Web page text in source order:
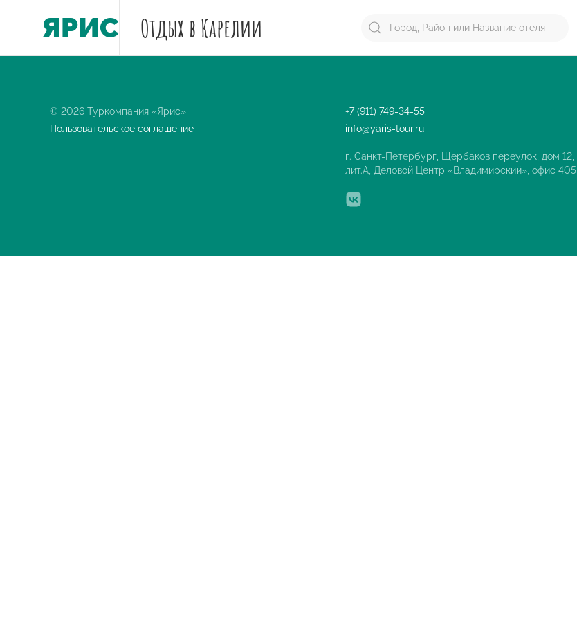
ЯРИС Отдых в Карелии
© 2026 Туркомпания «Ярис»
Пользовательское соглашение
+7 (911) 749-34-55
info@yaris-tour.ru
г. Санкт-Петербург, Щербаков переулок, дом 12,
лит.А, Деловой Центр «Владимирский», офис 405